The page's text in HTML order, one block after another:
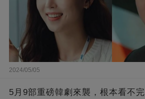
2024/05/05
5月9部重磅韓劇來襲，根本看不完